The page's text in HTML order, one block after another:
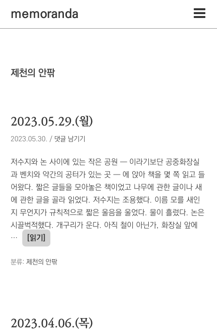
memoranda
제천의 안팎
2023.05.29.(월)
2023.05.30. / 댓글 남기기
저수지와 논 사이에 있는 작은 공원 ― 이라기보단 공중화장실
과 벤치와 약간의 공터가 있는 곳 ― 에 앉아 책을 몇 쪽 읽고 들
어왔다. 짧은 글들을 모아놓은 책이었고 나무에 관한 글이나 새
에 관한 글을 골라 읽었다. 저수지는 조용했다. 이름 모를 새인
지 무언지가 규칙적으로 짧은 울음을 울었다. 물이 흘렀다. 논은
시끌벅적했다. 개구리가 운다. 아직 철이 아닌가, 화장실 앞에
…
[읽기]
분류:제천의 안팎
2023.04.06.(목)